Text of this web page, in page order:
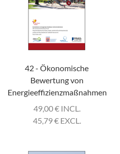
42 - Ökonomische
Bewertung von
Energieeffizienzmaßnahmen
49,00€INCL.
45,79€EXCL.